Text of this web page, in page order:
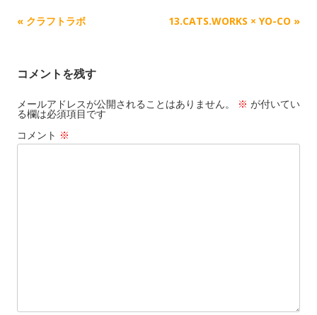
記
ビ
ゲ
ー
シ
« クラフトラボ 13.CATS.WORKS × YO-CO »
コメントを残す
メールアドレスが公開されることはありません。 ※ が付いてい
る欄は必須項目です
コメント ※